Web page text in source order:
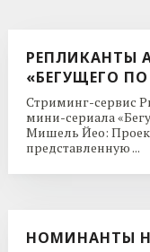
РЕПЛИКАНТЫ
«БЕГУЩЕГО
Стриминг-сервис
мини-сериала
Мишель Йео:
представленную ...
НОМИНАНТЫ